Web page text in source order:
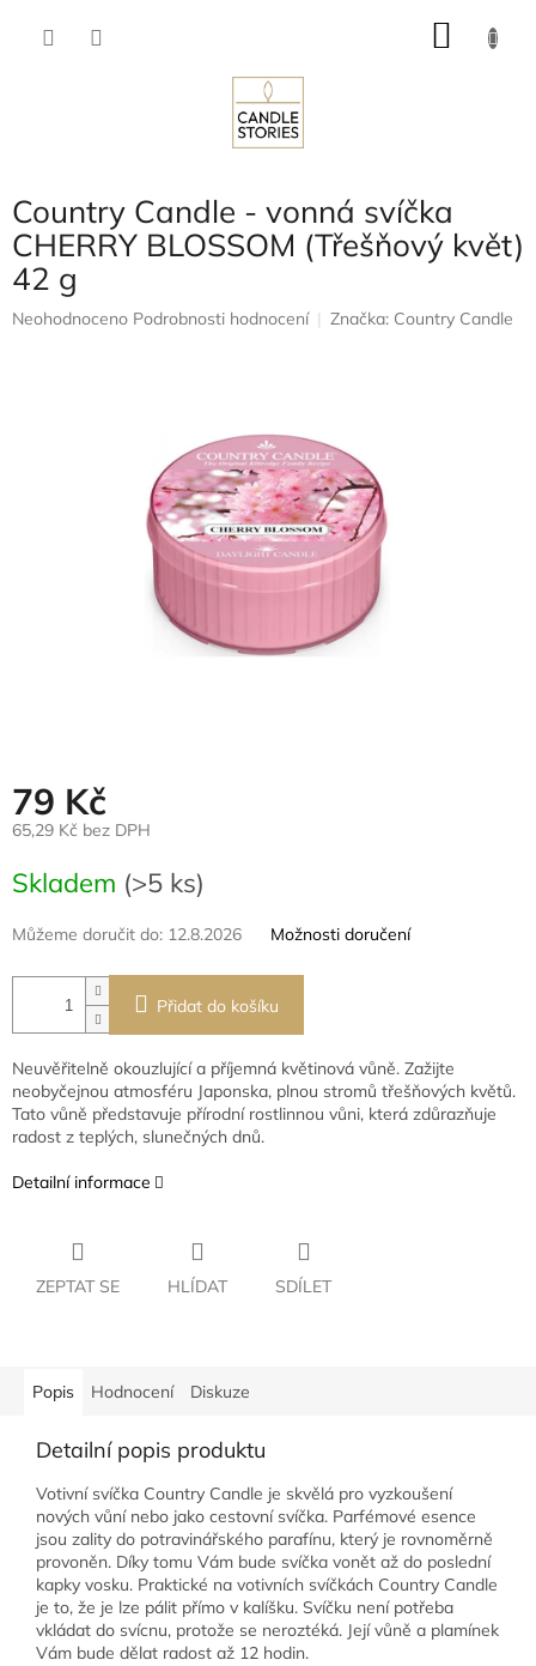
Country Candle - vonná svíčka
CHERRY BLOSSOM (Třešňový květ)
42 g
Průměrné
Neohodnoceno Podrobnosti hodnocení Značka: Country Candle
79 Kč
65,29 Kč bez DPH
cena:
Skladem (>5 ks)
Můžeme doručit do: 12.8.2026 Možnosti doručení
Přidat do košíku
Neuvěřitelně okouzlující a příjemná květinová vůně. Zažijte
neobyčejnou atmosféru Japonska, plnou stromů třešňových květů.
Tato vůně představuje přírodní rostlinnou vůni, která zdůrazňuje
radost z teplých, slunečných dnů.
Detailní informace
ZEPTAT SE HLÍDAT SDÍLET
Popis Hodnocení Diskuze
Detailní popis produktu
Votivní svíčka Country Candle je skvělá pro vyzkoušení
nových vůní nebo jako cestovní svíčka. Parfémové esence
jsou zality do potravinářského parafínu, který je rovnoměrně
provoněn. Díky tomu Vám bude svíčka vonět až do poslední
kapky vosku. Praktické na votivních svíčkách Country Candle
je to, že je lze pálit přímo v kalíšku. Svíčku není potřeba
vkládat do svícnu, protože se neroztéká. Její vůně a plamínek
Vám bude dělat radost až 12 hodin.